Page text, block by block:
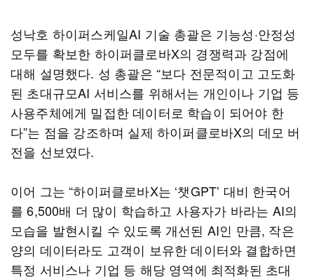
성낙호 하이퍼스케일AI 기술 총괄은 기능성·안정성
모두를 확보한 하이퍼클로바X의 경쟁력과 강점에
대해 설명했다. 성 총괄은 “보다 전문적이고 고도화
된 초대규모AI 서비스를 위해서는 개인이나 기업 등
사용주체에게 밀접한 데이터로 학습이 되어야 한
다”는 점을 강조하며 실제 하이퍼클로바X의 데모 버
전을 선보였다.
이어 그는 “하이퍼클로바X는 ‘챗GPT’ 대비 한국어
를 6,500배 더 많이 학습하고 사용자가 바라는 AI의
모습을 발현시킬 수 있도록 개선된 AI인 만큼, 작은
양의 데이터라도 고객이 보유한 데이터와 결합하면
특정 서비스나 기업 등 해당 영역에 최적화된 초대